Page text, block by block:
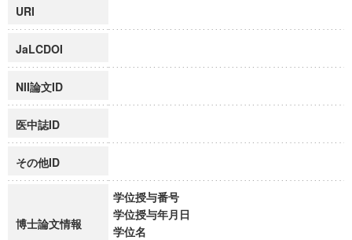
URI
JaLCDOI
NII論文ID
医中誌ID
その他ID
博士論文情報
学位授与番号
学位授与年月日
学位名